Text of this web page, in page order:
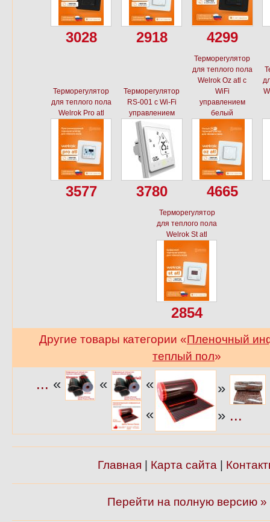
3028 2918 4299
Терморегулятор
для теплого пола
Welrok Pro atl
3577
Терморегулятор
RS-001 с Wi-Fi
управлением
3780
Терморегулятор
для теплого пола
Welrok Oz atl с
WiFi
управлением
белый
4665
Терморегулятор
для теплого пола
Welrok St atl
2854
Другие товары категории «Пленочный
теплый пол»
... « «
«
«
»
» ...
Главная Карта сайта
Перейти на полную версию »